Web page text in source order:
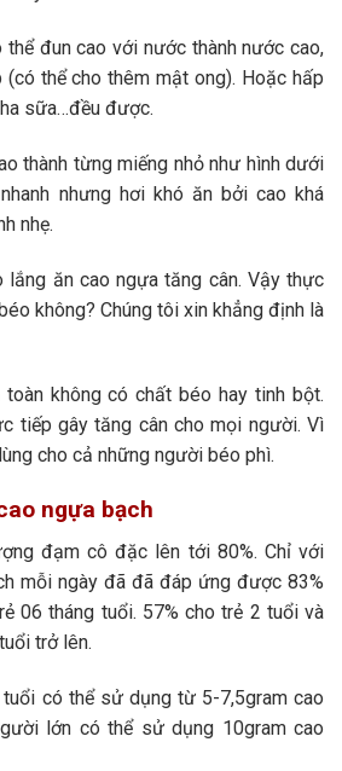
thể đun cao với nước thành nước cao,
thể cho thêm mật ong). Hoặc hấp
sữa…đều được.
thành từng miếng nhỏ như hình dưới
nhưng hơi khó ăn bởi cao khá
nhẹ.
lắng ăn cao ngựa tăng cân. Vậy thực
không? Chúng tôi xin khẳng định là
toàn không có chất béo hay tinh bột.
tiếp gây tăng cân cho mọi người. Vì
cho cả những người béo phì.
ngựa bạch
đạm cô đặc lên tới 80%. Chỉ với
mỗi ngày đã đã đáp ứng được 83%
06 tháng tuổi. 57% cho trẻ 2 tuổi và
trở lên.
có thể sử dụng từ 5-7,5gram cao
lớn có thể sử dụng 10gram cao